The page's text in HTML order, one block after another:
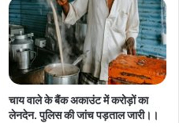
चाय वाले के बैंक अकाउंट में करोड़ों का
लेनदेन. पुलिस की जांच पड़ताल जारी।।